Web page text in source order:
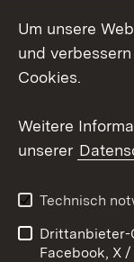
X / Twitter
Youtube
Kontakt
Barrierefreiheit
Impressum
Um unsere
und
Cookies.
Weitere
unserer
Technisch
Drittanbieter-
Facebook, X